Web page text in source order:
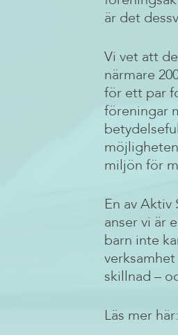
är det
Vi vet att
närmare
för ett par
föreningar
miljön för
En av
anser vi är
barn inte
skillnad –
Läs mer här: